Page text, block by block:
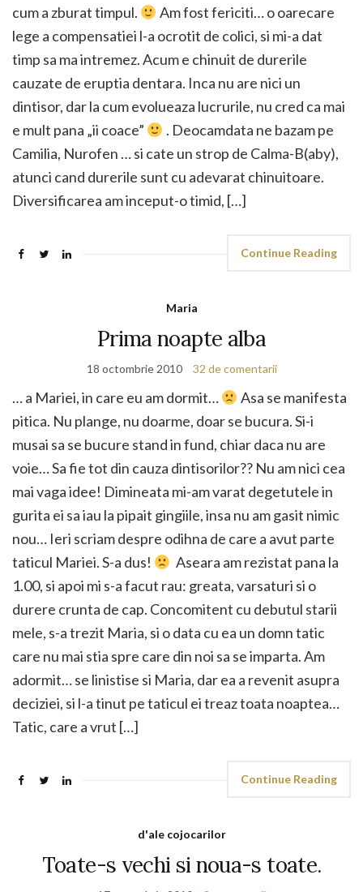
cum a zburat timpul.
Am fost fericiti… o oarecare
lege a compensatiei l-a ocrotit de colici, si mi-a dat
timp sa ma intremez. Acum e chinuit de durerile
cauzate de eruptia dentara. Inca nu are nici un
dintisor, dar la cum evolueaza lucrurile, nu cred ca mai
e mult pana „ii coace”
. Deocamdata ne bazam pe
Camilia, Nurofen … si cate un strop de Calma-B(aby),
atunci cand durerile sunt cu adevarat chinuitoare.
Diversificarea am inceput-o timid, […]
Continue Reading
Maria
Prima noapte alba
18 octombrie 2010 32 de comentarii
… a Mariei, in care eu am dormit…
Asa se manifesta
pitica. Nu plange, nu doarme, doar se bucura. Si-i
musai sa se bucure stand in fund, chiar daca nu are
voie… Sa fie tot din cauza dintisorilor?? Nu am nici cea
mai vaga idee! Dimineata mi-am varat degetutele in
gurita ei sa iau la pipait gingiile, insa nu am gasit nimic
nou… Ieri scriam despre odihna de care a avut parte
taticul Mariei. S-a dus!
Aseara am rezistat pana la
1.00, si apoi mi s-a facut rau: greata, varsaturi si o
durere crunta de cap. Concomitent cu debutul starii
mele, s-a trezit Maria, si o data cu ea un domn tatic
care nu mai stia spre care din noi sa se imparta. Am
adormit… se linistise si Maria, dar ea a revenit asupra
deciziei, si l-a tinut pe taticul ei treaz toata noaptea…
Tatic, care a vrut […]
Continue Reading
d'ale cojocarilor
Toate-s vechi si noua-s toate.